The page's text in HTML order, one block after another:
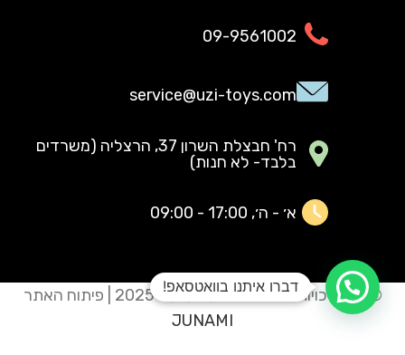
09-9561002
service@uzi-toys.com
רח' חבצלת השרון 37, הרצליה (משרדים
בלבד- לא חנות)
א׳ - ה׳, 17:00 - 09:00
© כל הזכויות שמורות לצעצועי עוזי2025 | פיתוח האתר
JUNAMI
דברו איתנו בוואטסאפ!